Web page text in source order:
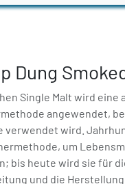
Dung
Single Malt wird
angewendet,
verwendet wird.
um
bis heute wird sie für
und die Herstellung